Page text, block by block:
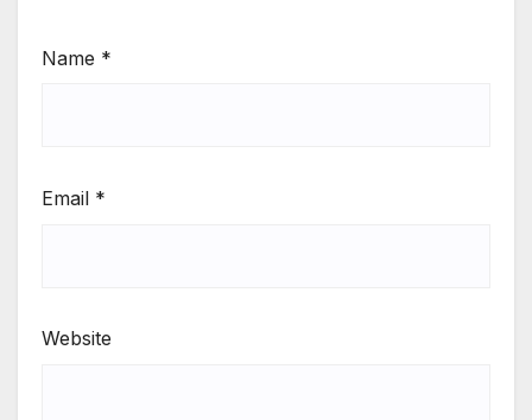
Name *
Email *
Website